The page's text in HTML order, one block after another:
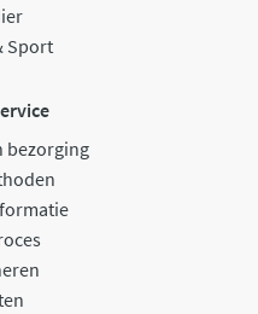
Sport
bezorging